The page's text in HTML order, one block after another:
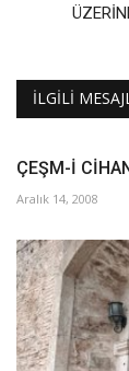
İLGILI
ÇEŞM-İ
Aralık 14, 2008